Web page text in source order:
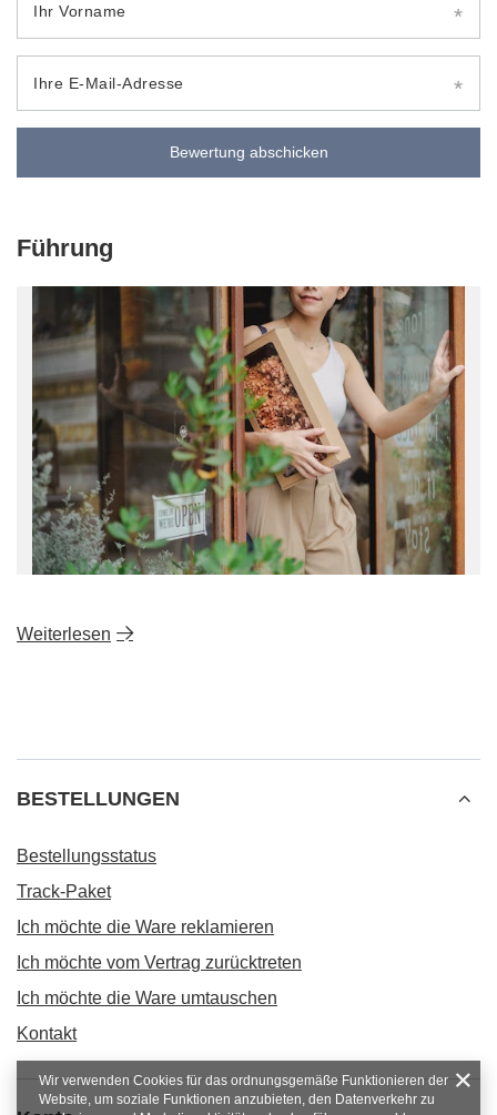
Ihr Vorname
Ihre E-Mail-Adresse
Bewertung abschicken
Führung
Weiterlesen
BESTELLUNGEN
Bestellungsstatus
Track-Paket
Ich möchte die Ware reklamieren
Ich möchte vom Vertrag zurücktreten
Ich möchte die Ware umtauschen
Kontakt
Wir verwenden Cookies für das ordnungsgemäße Funktionieren der
Website, um soziale Funktionen anzubieten, den Datenverkehr zu